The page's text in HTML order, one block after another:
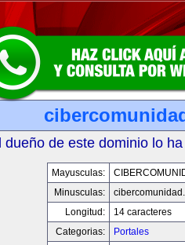
dueño de este dominio lo
Mayusculas:
Minusculas:
Longitud:
14 caracteres
Categorias:
Portales